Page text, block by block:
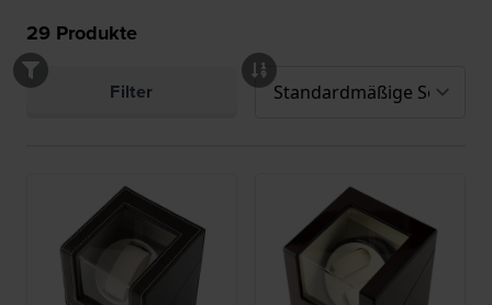
29 Produkte
Filter